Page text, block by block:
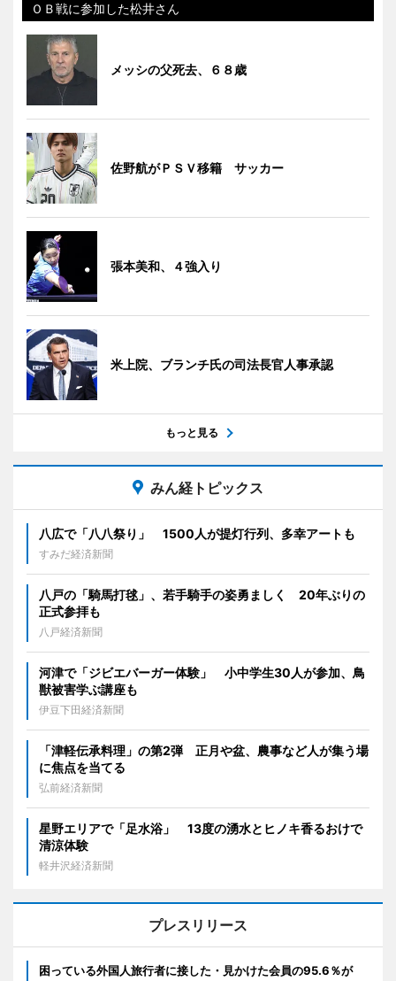
ＯＢ戦に参加した松井さん
メッシの父死去、６８歳
佐野航がＰＳＶ移籍 サッカー
張本美和、４強入り
米上院、ブランチ氏の司法長官人事承認
もっと見る
みん経トピックス
八広で「八八祭り」 1500人が提灯行列、多幸アートも
すみだ経済新聞
八戸の「騎馬打毬」、若手騎手の姿勇ましく 20年ぶりの
正式参拝も
八戸経済新聞
河津で「ジビエバーガー体験」 小中学生30人が参加、鳥
獣被害学ぶ講座も
伊豆下田経済新聞
「津軽伝承料理」の第2弾 正月や盆、農事など人が集う場
に焦点を当てる
弘前経済新聞
星野エリアで「足水浴」 13度の湧水とヒノキ香るおけで
清涼体験
軽井沢経済新聞
プレスリリース
困っている外国人旅行者に接した・見かけた会員の95.6％が